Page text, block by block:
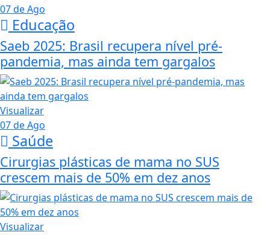
07 de Ago
Educação
Saeb 2025: Brasil recupera nível pré-
pandemia, mas ainda tem gargalos
Visualizar
07 de Ago
Saúde
Cirurgias plásticas de mama no SUS
crescem mais de 50% em dez anos
Visualizar